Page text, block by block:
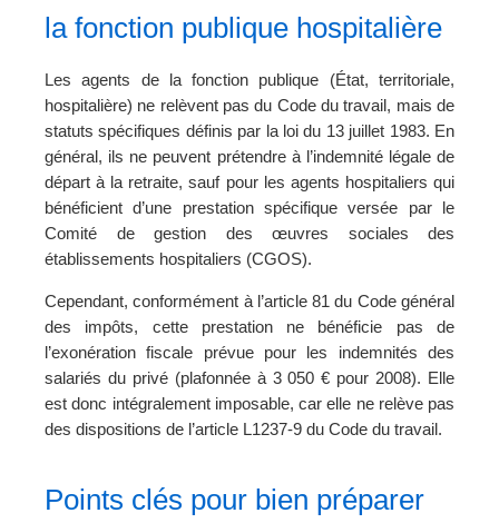
la fonction publique hospitalière
Les agents de la fonction publique (État, territoriale,
hospitalière) ne relèvent pas du Code du travail, mais de
statuts spécifiques définis par la loi du 13 juillet 1983. En
général, ils ne peuvent prétendre à l’indemnité légale de
départ à la retraite, sauf pour les agents hospitaliers qui
bénéficient d’une prestation spécifique versée par le
Comité de gestion des œuvres sociales des
établissements hospitaliers (CGOS).
Cependant, conformément à l’article 81 du Code général
des impôts, cette prestation ne bénéficie pas de
l’exonération fiscale prévue pour les indemnités des
salariés du privé (plafonnée à 3 050 € pour 2008). Elle
est donc intégralement imposable, car elle ne relève pas
des dispositions de l’article L1237-9 du Code du travail.
Points clés pour bien préparer